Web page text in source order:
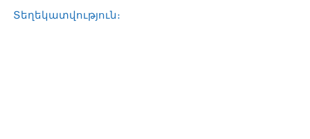
Տեղեկատվություն։